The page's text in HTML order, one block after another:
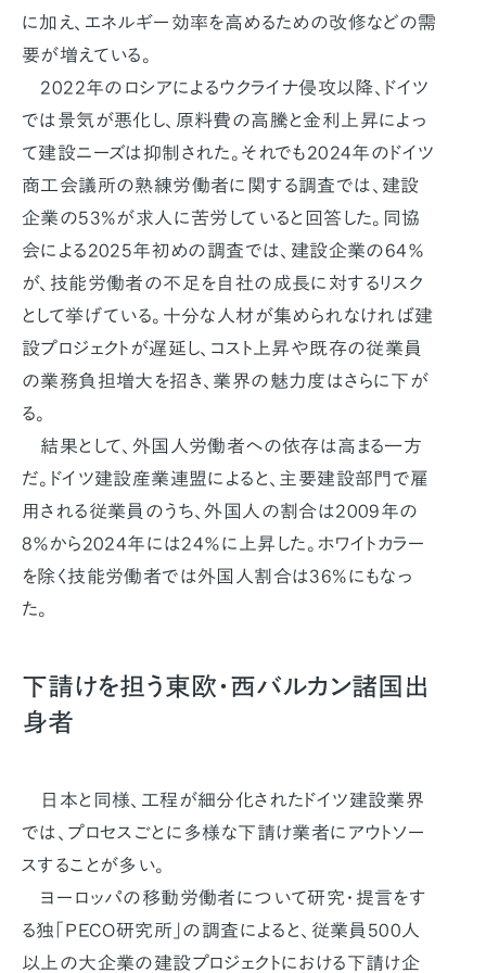
に加え、エネルギー効率を高めるための改修などの需
要が増えている。
2022年のロシアによるウクライナ侵攻以降、ドイツ
では景気が悪化し、原料費の高騰と金利上昇によっ
て建設ニーズは抑制された。それでも2024年のドイツ
商工会議所の熟練労働者に関する調査では、建設
企業の53%が求人に苦労していると回答した。同協
会による2025年初めの調査では、建設企業の64％
が、技能労働者の不足を自社の成長に対するリスク
として挙げている。十分な人材が集められなければ建
設プロジェクトが遅延し、コスト上昇や既存の従業員
の業務負担増大を招き、業界の魅力度はさらに下が
る。
結果として、外国人労働者への依存は高まる一方
だ。ドイツ建設産業連盟によると、主要建設部門で雇
用される従業員のうち、外国人の割合は2009年の
8％から2024年には24％に上昇した。ホワイトカラー
を除く技能労働者では外国人割合は36%にもなっ
た。
下請けを担う東欧・西バルカン諸国出
身者
日本と同様、工程が細分化されたドイツ建設業界
では、プロセスごとに多様な下請け業者にアウトソー
スすることが多い。
ヨーロッパの移動労働者について研究・提言をす
る独「PECO研究所」の調査によると、従業員500人
以上の大企業の建設プロジェクトにおける下請け企